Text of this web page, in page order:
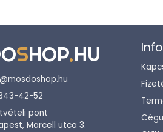
SHOP.HU
42-52
pont
Marcell utca 3.